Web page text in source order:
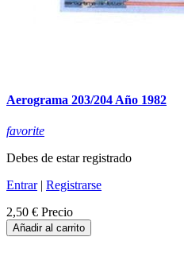
Aerograma 203/204 Año 1982
favorite
Debes de estar registrado
Entrar| Registrarse
2,50 € Precio
Añadir al carrito